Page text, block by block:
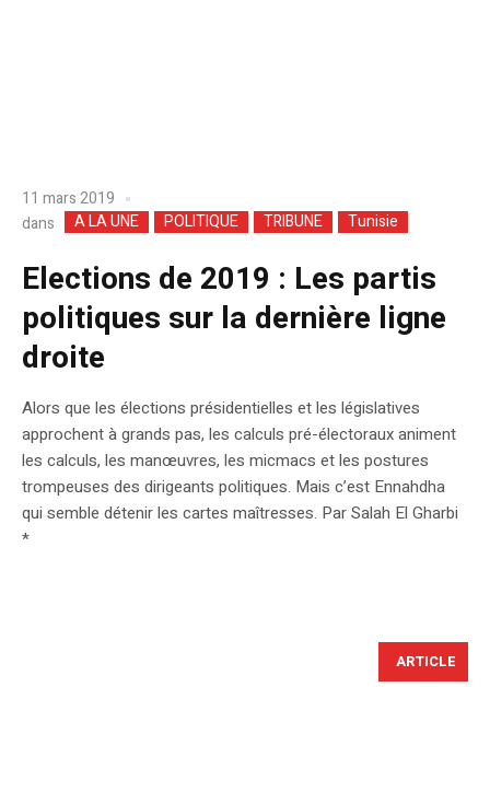
11 mars 2019
dans
A LA UNE POLITIQUE TRIBUNE Tunisie
Elections de 2019 : Les partis
politiques sur la dernière ligne
droite
Alors que les élections présidentielles et les législatives
approchent à grands pas, les calculs pré-électoraux animent
les calculs, les manœuvres, les micmacs et les postures
trompeuses des dirigeants politiques. Mais c’est Ennahdha
qui semble détenir les cartes maîtresses. Par Salah El Gharbi
*
ARTICLE